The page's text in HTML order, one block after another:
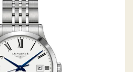
RECORD